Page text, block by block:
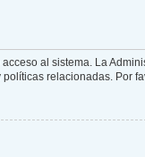
al sistema. La
relacionadas. Por